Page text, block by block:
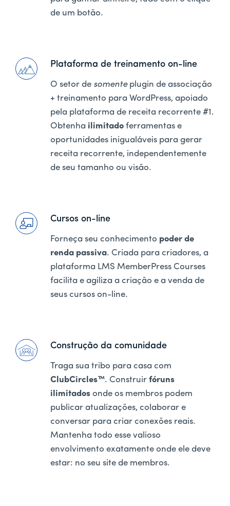
de um botão.
Plataforma de treinamento on-line
O setor de somenteplugin de associação
+ treinamento para WordPress, apoiado
pela plataforma de receita recorrente #1.
Obtenha ilimitado ferramentas e
oportunidades inigualáveis para gerar
receita recorrente, independentemente
de seu tamanho ou visão.
Cursos on-line
Forneça seu conhecimento poder de
renda passiva. Criada para criadores, a
plataforma LMS MemberPress Courses
facilita e agiliza a criação e a venda de
seus cursos on-line.
Construção da comunidade
Traga sua tribo para casa com
ClubCircles™. Construir fóruns
ilimitados onde os membros podem
publicar atualizações, colaborar e
conversar para criar conexões reais.
Mantenha todo esse valioso
envolvimento exatamente onde ele deve
estar: no seu site de membros.